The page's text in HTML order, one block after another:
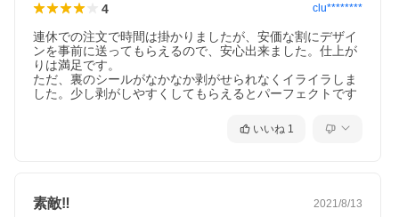
4 clu********
連休での注文で時間は掛かりましたが、安価な割にデザイ
ンを事前に送ってもらえるので、安心出来ました。仕上が
りは満足です。
ただ、裏のシールがなかなか剥がせられなくイライラしま
した。少し剥がしやすくしてもらえるとパーフェクトです
いいね 1
素敵‼︎ 2021/8/13